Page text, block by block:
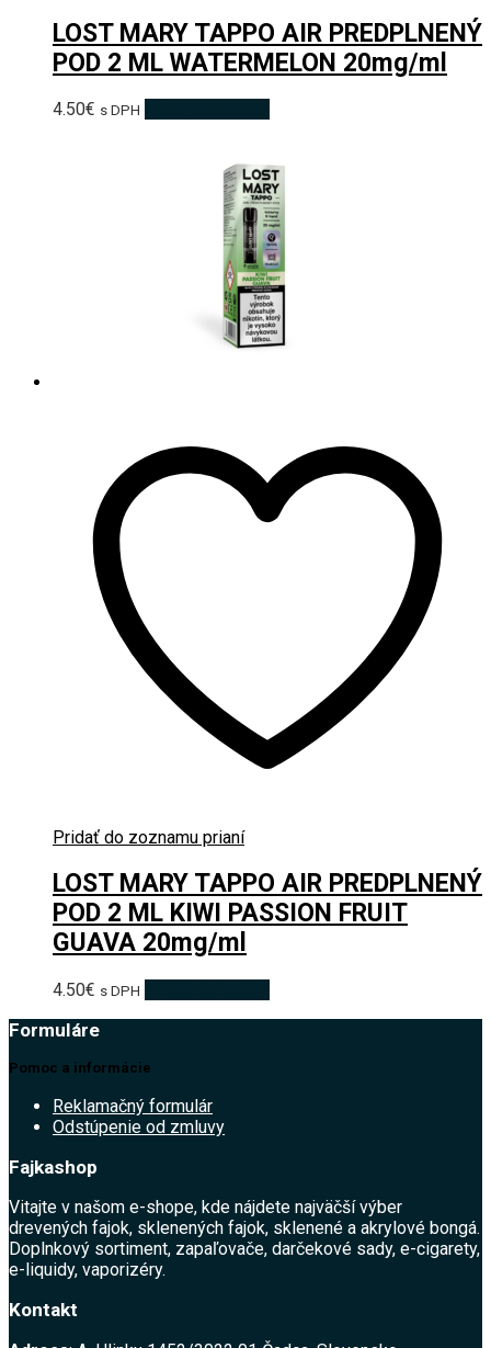
LOST MARY TAPPO AIR PREDPLNENÝ
POD 2 ML WATERMELON 20mg/ml
4.50€ s DPH
Pridať do zoznamu prianí
LOST MARY TAPPO AIR PREDPLNENÝ
POD 2 ML KIWI PASSION FRUIT
GUAVA 20mg/ml
4.50€ s DPH
Formuláre
Pomoc a informácie
Reklamačný formulár
Odstúpenie od zmluvy
Fajkashop
Vitajte v našom e-shope, kde nájdete najväčší výber
drevených fajok, sklenených fajok, sklenené a akrylové bongá.
Doplnkový sortiment, zapaľovače, darčekové sady, e-cigarety,
e-liquidy, vaporizéry.
Kontakt